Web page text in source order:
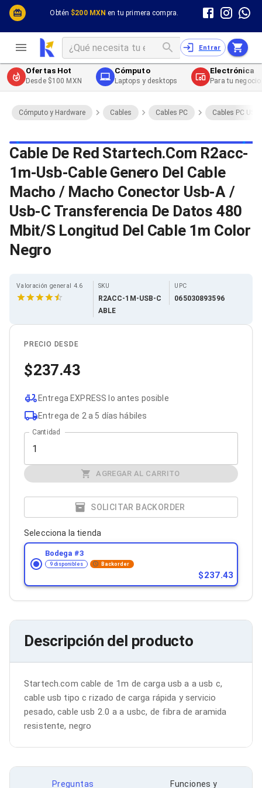
Obtén $200 MXN en tu primera compra.
Cómputo y Hardware
Desktop y Portátiles
Impresión y Consumibles
Celulares y Telefonía
Energía
Entrar
Cómputo y Hardware
Cables
Cables PC
Cables PC USB
Cables PC Serial
Cables PC SATA / eSATA
Cables PC SAS
Cables PC VGA / HD15
Cables de Audio / Video HDMI
Cables de Audio / Video VGA
Cables de Audio / Video RCA
Cables de Audio / Video Toslink
Cables de Energía
Cables de Poder (Interno)
Cables de Poder (Externo)
Cables de Red
Cables Fibra Óptica
Accesorios para Cables
Jacks de Red
Tapas y Cajas
Pinzas Ponchadoras
Cortadoras de Cable
Cables para Impresoras
Bobinas
Cableado Estructurado
Sujetadores de Cables
Adaptadores
Adaptadores PC
Adaptadores PC USB
Adaptadores PC SATA
Adaptadores PC IDE
Bluetooth
Adaptadores Video
Adaptadores Video DisplayPort
Divisores de Video
Adaptadores Video HDMI
Adaptadores Video DVI
Repetidores USB
Adaptadores Audio
Adaptadores Audio AUX
Adaptadores Audio USB
Mouse
Mousepads
Teclados
Teclados Numéricos
Controles de Juego para PC
Servidores
Racks y Gabinetes
Charolas para Racks y Gabinetes
Ofertas Hot
Desde $100 MXN
Cómputo
Laptops y desktops
Electrónica
Para tu
Cómputo y Hardware Cables Cables PC Cables PC USB
Cable De Red Startech.Com R2acc-
1m-Usb-Cable Genero Del Cable
Macho / Macho Conector Usb-A /
Usb-C Transferencia De Datos 480
Mbit/S Longitud Del Cable 1m Color
Negro
Valoración general 4.6 SKU
R2ACC-1M-USB-C
ABLE
UPC
065030893596
PRECIO DESDE
237.43
Entrega EXPRESS lo antes posible
Entrega de 2 a 5 días hábiles
Cantidad
AGREGAR AL CARRITO
SOLICITAR BACKORDER
Selecciona la tienda
Bodega #3
9 disponibles Backorder
237.43
Descripción del producto
Startech.com cable de 1m de carga usb a a usb c,
cable usb tipo c rizado de carga rápida y servicio
pesado, cable usb 2.0 a a usbc, de fibra de aramida
resistente, negro
Preguntas
Funciones y